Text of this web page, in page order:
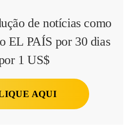
de notícias como
EL PAÍS por 30 dias
1 US$
AQUI